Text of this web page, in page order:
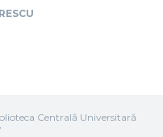
Centrală Universitară